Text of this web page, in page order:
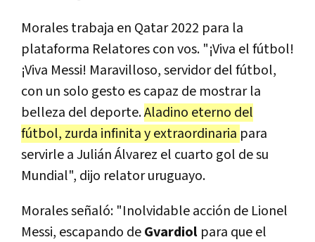
Morales trabaja en Qatar 2022 para la
plataforma Relatores con vos. "¡Viva el fútbol!
¡Viva Messi! Maravilloso, servidor del fútbol,
con un solo gesto es capaz de mostrar la
belleza del deporte.Aladino eterno del
fútbol, zurda infinita y extraordinaria para
servirle a Julián Álvarez el cuarto gol de su
Mundial", dijo relator uruguayo.
Morales señaló: "Inolvidable acción de Lionel
Messi, escapando deGvardiol para que el